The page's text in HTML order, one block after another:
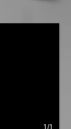
1/1